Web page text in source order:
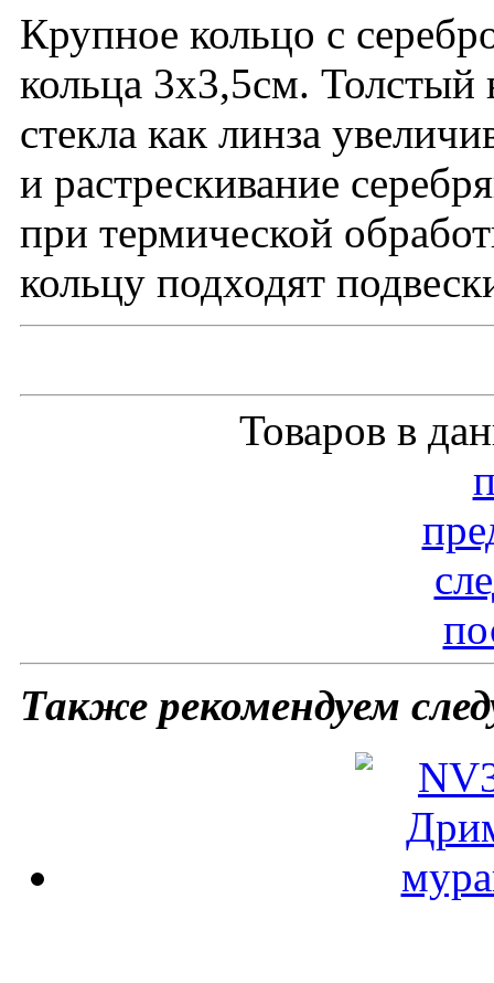
Крупное кольцо с
кольца 3х3,5см. Толстый
стекла как линза
и растрескивание
при термической
кольцу подходят
Товаров в
Также рекомендуем